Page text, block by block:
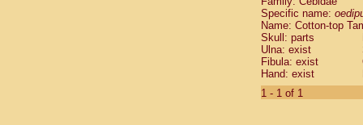
Cebidae
Cebidae
Cebidae
Cebidae
Cebidae
Cebidae
Cebidae
Specific name:
Name: Cotton-top
Skull: parts
Ulna: exist
Fibula: exist
Hand: exist
1 - 1 of 1